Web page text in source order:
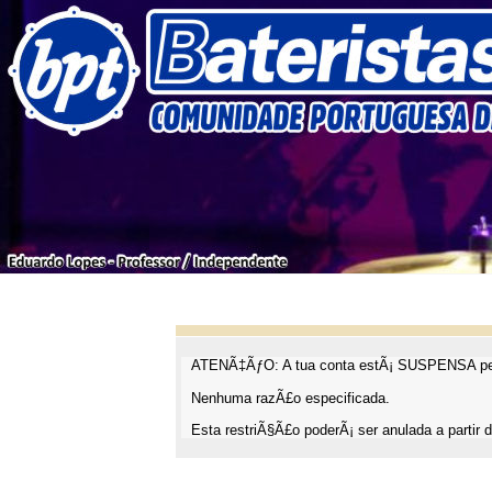
ATENÃ‡ÃƒO: A tua conta estÃ¡ SUSPENSA
Nenhuma razÃ£o especificada.
Esta restriÃ§Ã£o poderÃ¡ ser anulada a partir